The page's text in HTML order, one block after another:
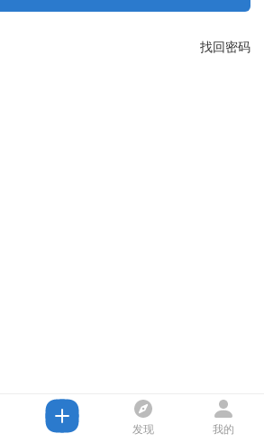
找回密码
发现 我的